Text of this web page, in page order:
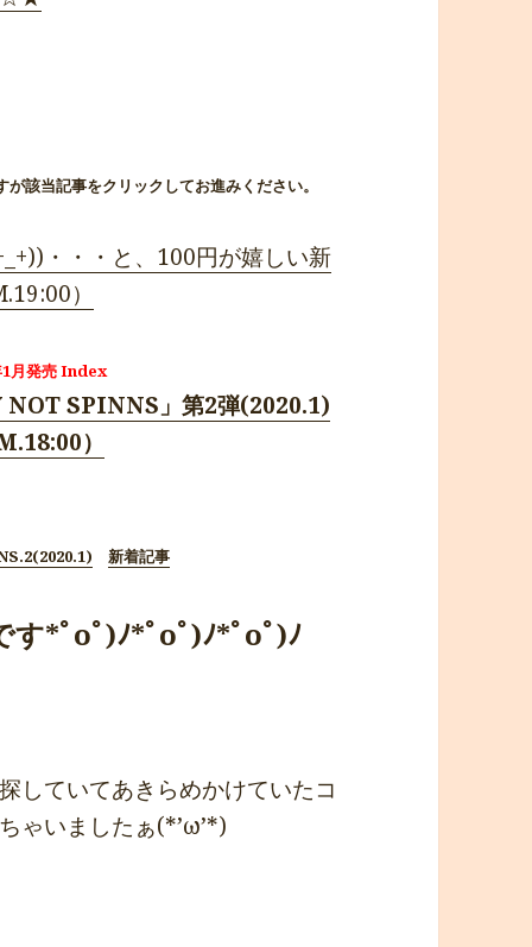
該当記事をクリックしてお進みください。
・・・と、100円が嬉しい新
）
1月発売 Index
SPINNS」第2弾(2020.1)
）
新着記事
*ﾟoﾟ)ﾉ*ﾟoﾟ)ﾉ*ﾟoﾟ)ﾉ
していてあきらめかけていたコ
ゃいましたぁ(*’ω’*)